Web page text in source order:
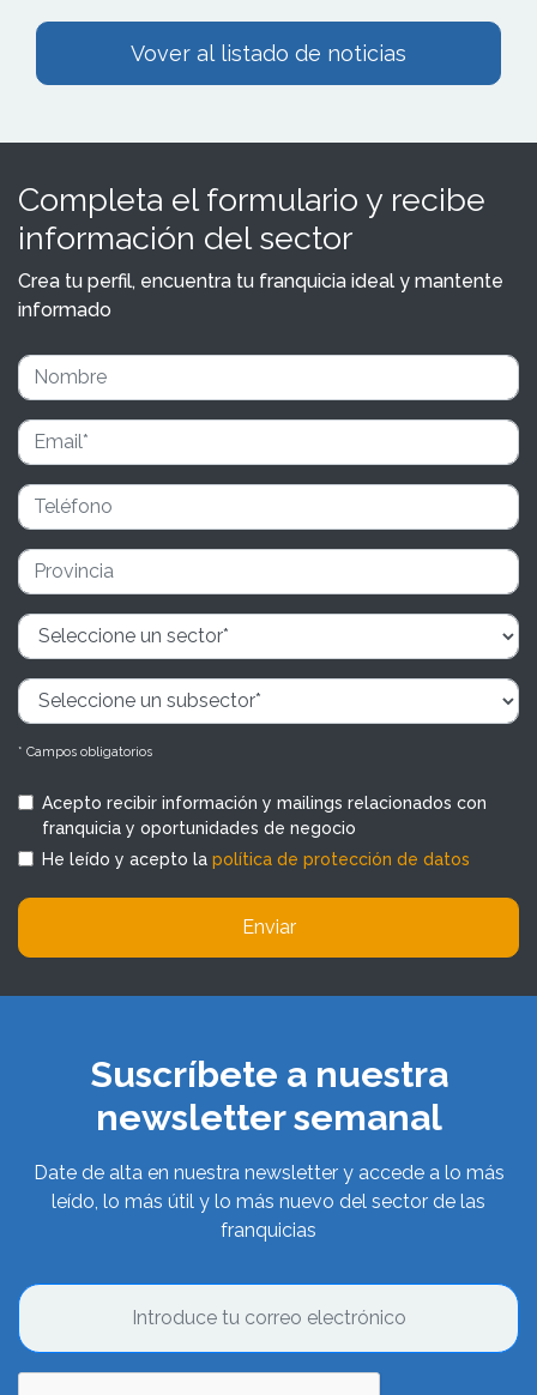
Vover al listado de noticias
Completa el formulario y recibe
información del sector
Crea tu perfil, encuentra tu franquicia ideal y mantente
informado
* Campos obligatorios
Acepto recibir información y mailings relacionados con
franquicia y oportunidades de negocio
He leído y acepto la política de protección de datos
Enviar
Suscríbete a nuestra
newsletter semanal
Date de alta en nuestra newsletter y accede a lo más
leído, lo más útil y lo más nuevo del sector de las
franquicias